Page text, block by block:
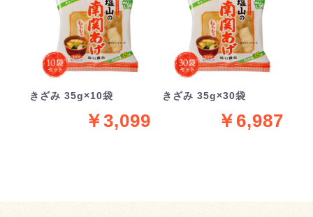
きざみ 35g×10袋
￥3,099
きざみ 35g×30袋
￥6,987